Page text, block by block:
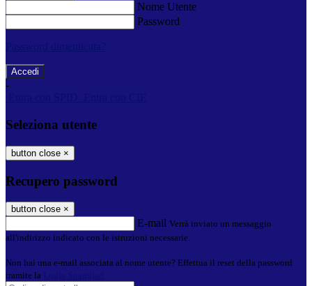
Nome Utente
Password
-
Seleziona utente
button close ×
Recupero password
button close ×
E-mail Verrà inviato un messaggio
all'indirizzo indicato con le istruzioni necessarie.
Non hai una e-mail associata al nome utente? Effettua il reset della password
tramite la